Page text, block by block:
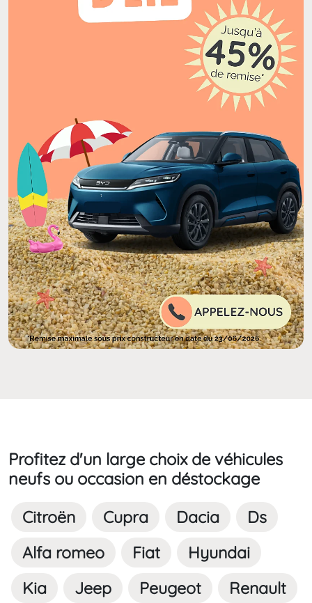
Profitez d'un large choix de véhicules
neufs ou occasion en déstockage
Citroën Cupra Dacia
Ds
Alfa romeo
Fiat
Hyundai
Kia
Jeep Peugeot Renault